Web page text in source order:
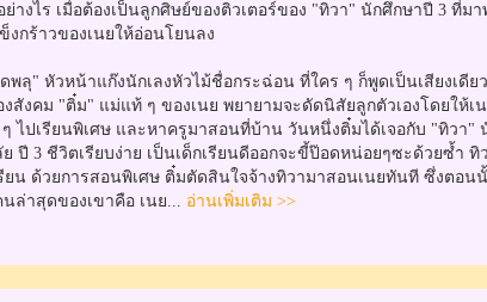
างไร เมื่อต้องเป็นลูกศิษย์ของติวเตอร์ของ "ทิวา" นักศึกษาปี 3 ที่ม
งกร้าวของเนยให้อ่อนโยนลง
" หัวหน้าแก๊งนักเลงหัวไม้ชื่อกระฉ่อน ที่ใคร ๆ ก็พูดเป็นเสียงเดีย
สังคม "ติ๋ม" แม่แท้ ๆ ของเนย พยายามจะดัดนิสัยลูกตัวเองโดยให้เ
ๆ ไปเรียนพิเศษ และหาครูมาสอนที่บ้าน วันหนึ่งติ๋มได้เจอกับ "ทิวา"
ปี 3 ชีวิตเรียบง่าย เป็นเด็กเรียนดีออกจะขี้ป๊อดหน่อยๆซะด้วยซ้ำ ทิ
ยน ด้วยการสอนพิเศษ ติ๋มตัดสินใจจ้างทิวามาสอนเนยทันที ซึ่งตอน
ล่าสุดของเขาคือ เนย... อ่านเพิ่มเติม >>